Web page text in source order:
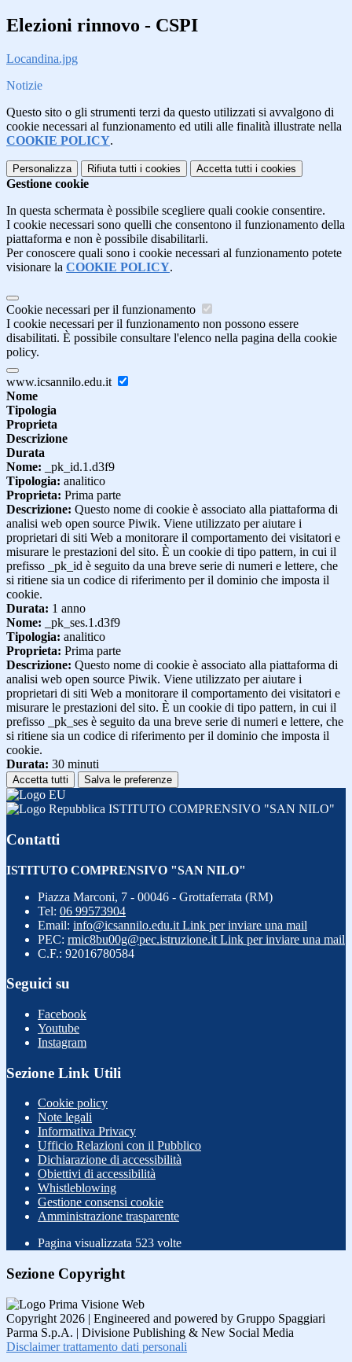
Elezioni rinnovo - CSPI
Locandina.jpg
Notizie
Questo sito o gli strumenti terzi da questo utilizzati si avvalgono di
cookie necessari al funzionamento ed utili alle finalità illustrate nella
COOKIE POLICY.
Personalizza Rifiuta tutti i cookies Accetta tutti i cookies
Gestione cookie
In questa schermata è possibile scegliere quali cookie consentire.
I cookie necessari sono quelli che consentono il funzionamento della
piattaforma e non è possibile disabilitarli.
Per conoscere quali sono i cookie necessari al funzionamento potete
visionare la COOKIE POLICY.
Cookie necessari per il funzionamento
I cookie necessari per il funzionamento non possono essere
disabilitati. È possibile consultare l'elenco nella pagina della cookie
policy.
www.icsannilo.edu.it
Nome
Tipologia
Proprieta
Descrizione
Durata
Nome: _pk_id.1.d3f9
Tipologia: analitico
Proprieta: Prima parte
Descrizione: Questo nome di cookie è associato alla piattaforma di
analisi web open source Piwik. Viene utilizzato per aiutare i
proprietari di siti Web a monitorare il comportamento dei visitatori e
misurare le prestazioni del sito. È un cookie di tipo pattern, in cui il
prefisso _pk_id è seguito da una breve serie di numeri e lettere, che
si ritiene sia un codice di riferimento per il dominio che imposta il
cookie.
Durata: 1 anno
Nome: _pk_ses.1.d3f9
Tipologia: analitico
Proprieta: Prima parte
Descrizione: Questo nome di cookie è associato alla piattaforma di
analisi web open source Piwik. Viene utilizzato per aiutare i
proprietari di siti Web a monitorare il comportamento dei visitatori e
misurare le prestazioni del sito. È un cookie di tipo pattern, in cui il
prefisso _pk_ses è seguito da una breve serie di numeri e lettere, che
si ritiene sia un codice di riferimento per il dominio che imposta il
cookie.
Durata: 30 minuti
Accetta tutti Salva le preferenze
ISTITUTO COMPRENSIVO "SAN NILO"
Contatti
ISTITUTO COMPRENSIVO "SAN NILO"
Piazza Marconi, 7 - 00046 - Grottaferrata (RM)
Tel: 06 99573904
Email: info@icsannilo.edu.it Link per inviare una mail
PEC: rmic8bu00g@pec.istruzione.it Link per inviare una mail
C.F.: 92016780584
Seguici su
Facebook
Youtube
Instagram
Sezione Link Utili
Cookie policy
Note legali
Informativa Privacy
Ufficio Relazioni con il Pubblico
Dichiarazione di accessibilità
Obiettivi di accessibilità
Whistleblowing
Gestione consensi cookie
Amministrazione trasparente
Pagina visualizzata 523 volte
Sezione Copyright
Copyright 2026 | Engineered and powered by Gruppo Spaggiari
Parma S.p.A. | Divisione Publishing & New Social Media
Disclaimer trattamento dati personali